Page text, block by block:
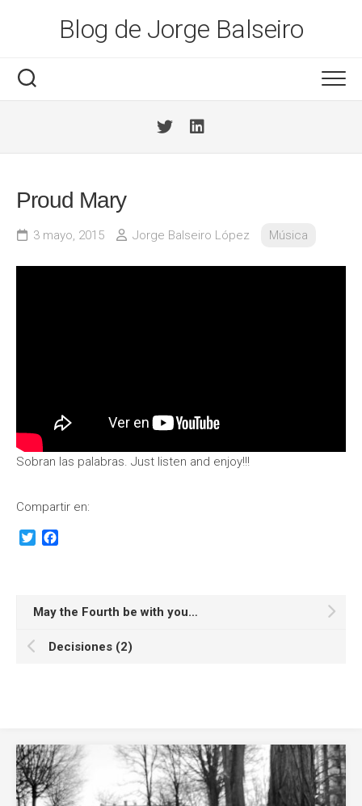
Blog de Jorge Balseiro
Proud Mary
3 mayo, 2015 Jorge Balseiro López Música
Sobran las palabras. Just listen and enjoy!!!
Compartir en:
Twitter
May the Fourth be with you…
Decisiones (2)